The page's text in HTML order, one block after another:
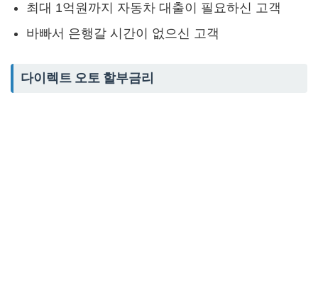
최대 1억원까지 자동차 대출이 필요하신 고객
바빠서 은행갈 시간이 없으신 고객
다이렉트 오토 할부금리